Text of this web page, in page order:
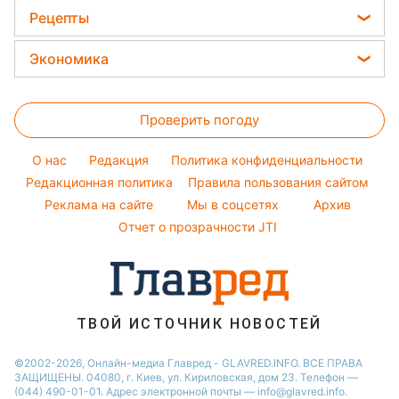
Новости Ровно
Новости Запорожья
Виталий Козловский
Потап
София Ротару
Филипп Киркоров
Ани Лорак
Советы от Андре Тана
Женские стрижки
Окрашивание волос
Уборка
Авто
Головоломки
Тесты по картинке
Оптические иллюзии
Народные приметы
Все о шоу-бизнесе
Рецепты
Закуски
Салаты
Простые блюда
Легкие десерты
Напитки
Праздничное меню
Экономика
Денежная помощь
Тарифы
Курс валют
Проверить погоду
O нас Редакция
Политика конфиденциальности
Редакционная политика
Правила пользования сайтом
Реклама на сайте
Мы в соцсетях
Архив
Отчет о прозрачности JTI
ТВОЙ ИСТОЧНИК НОВОСТЕЙ
©2002-2026, Онлайн-медиа Главред - GLAVRED.INFO. ВСЕ ПРАВА
ЗАЩИЩЕНЫ. 04080, г. Киев, ул. Кириловская, дом 23. Телефон —
(044) 490-01-01. Адрес электронной почты — info@glavred.info.